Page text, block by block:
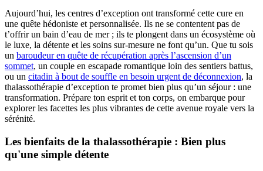
Aujourd’hui, les centres d’exception ont transformé cette cure en
une quête hédoniste et personnalisée. Ils ne se contentent pas de
t’offrir un bain d’eau de mer ; ils te plongent dans un écosystème où
le luxe, la détente et les soins sur-mesure ne font qu’un. Que tu sois
un baroudeur en quête de récupération après l’ascension d’un
sommet, un couple en escapade romantique loin des sentiers battus,
ou un citadin à bout de souffle en besoin urgent de déconnexion, la
thalassothérapie d’exception te promet bien plus qu’un séjour : une
transformation. Prépare ton esprit et ton corps, on embarque pour
explorer les facettes les plus vibrantes de cette avenue royale vers la
sérénité.
Les bienfaits de la thalassothérapie : Bien plus
qu'une simple détente